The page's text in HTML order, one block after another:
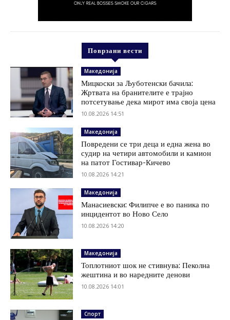
Поврзани вести
Македонија
Мицкоски за Љуботенски бачила:
Жртвата на бранителите е трајно
потсетување дека мирот има своја цена
10.08.2026 14:51
Македонија
Повредени се три деца и една жена во
судир на четири автомобили и камион
на патот Гостивар-Кичево
10.08.2026 14:21
Македонија
Манасиевски: Филипче е во паника по
инцидентот во Ново Село
10.08.2026 14:20
Македонија
Топлотниот шок не стивнува: Пеколна
жештина и во наредните денови
10.08.2026 14:01
Спорт